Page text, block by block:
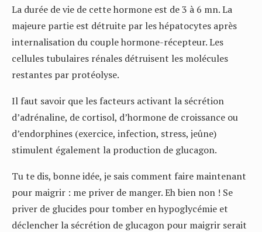
La durée de vie de cette hormone est de 3 à 6 mn. La
majeure partie est détruite par les hépatocytes après
internalisation du couple hormone-récepteur. Les
cellules tubulaires rénales détruisent les molécules
restantes par protéolyse.
Il faut savoir que les facteurs activant la sécrétion
d’adrénaline, de cortisol, d’hormone de croissance ou
d’endorphines (exercice, infection, stress, jeûne)
stimulent également la production de glucagon.
Tu te dis, bonne idée, je sais comment faire maintenant
pour maigrir : me priver de manger. Eh bien non ! Se
priver de glucides pour tomber en hypoglycémie et
déclencher la sécrétion de glucagon pour maigrir serait